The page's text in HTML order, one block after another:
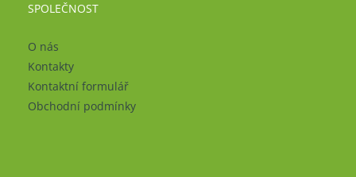
SPOLEČNOST
O nás
Kontakty
Kontaktní formulář
Obchodní podmínky